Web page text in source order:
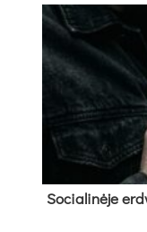
So­cia­li­nė­je